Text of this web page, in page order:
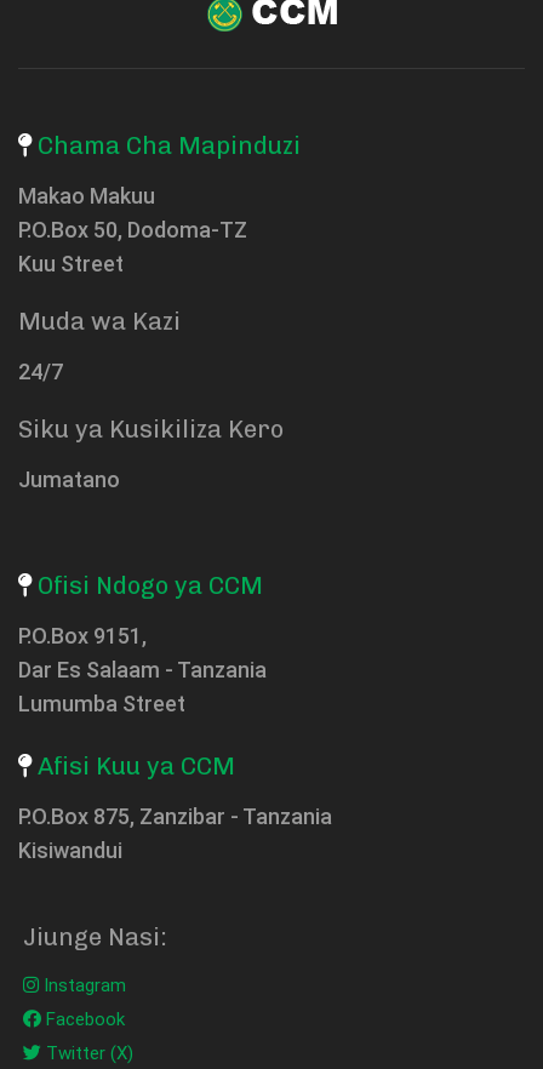
Chama Cha Mapinduzi
Makao Makuu
P.O.Box 50, Dodoma-TZ
Kuu Street
Muda wa Kazi
24/7
Siku ya Kusikiliza Kero
Jumatano
Ofisi Ndogo ya CCM
P.O.Box 9151,
Dar Es Salaam - Tanzania
Lumumba Street
Afisi Kuu ya CCM
P.O.Box 875, Zanzibar - Tanzania
Kisiwandui
Jiunge Nasi:
Instagram
Facebook
Twitter (X)